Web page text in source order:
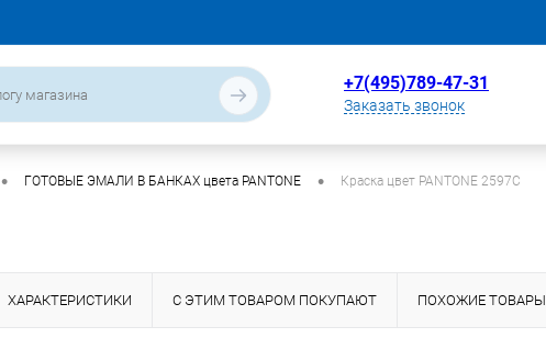
+7(495)789-47-31
Заказать звонок
• ГОТОВЫЕ ЭМАЛИ В БАНКАХ цвета PANTONE • Краска цвет PANTONE 2597C
ХАРАКТЕРИСТИКИ С ЭТИМ ТОВАРОМ ПОКУПАЮТ ПОХОЖИЕ ТОВАРЫ